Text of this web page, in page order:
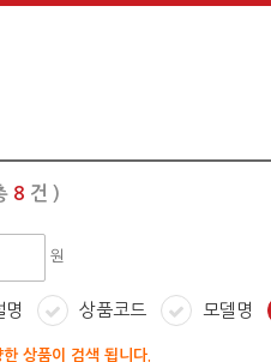
8 건 )
원
명 상품코드 모델명
상품이 검색 됩니다.